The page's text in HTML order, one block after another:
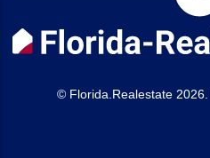
© Florida.Realestate